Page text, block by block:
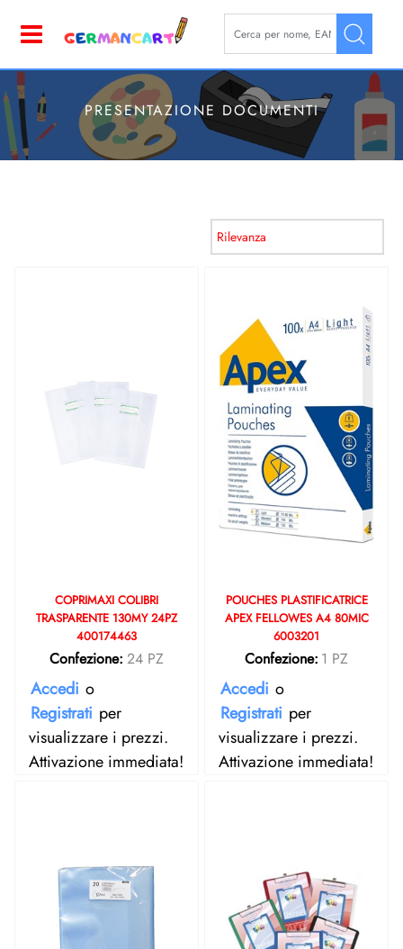
La modifica di un filtro
PRESENTAZIONE DOCUMENTI
COPRIMAXI COLIBRI
TRASPARENTE 130MY 24PZ
400174463
Confezione: 24 PZ
Accedi o
Registrati per
visualizzare i prezzi.
Attivazione immediata!
POUCHES PLASTIFICATRICE
APEX FELLOWES A4 80MIC
6003201
Confezione: 1 PZ
Accedi o
Registrati per
visualizzare i prezzi.
Attivazione immediata!